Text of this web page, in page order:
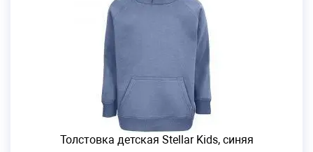
Толстовка детская Stellar Kids, синяя